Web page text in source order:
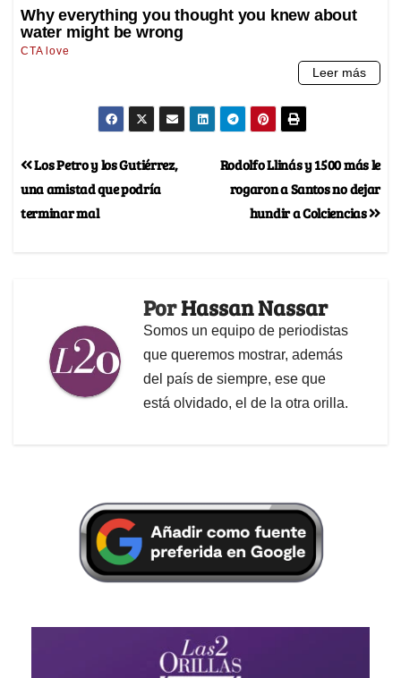
Rodolfo Llinás y 1500 más le
rogaron a Santos no dejar
hundir a Colciencias
Los Petro y los Gutiérrez,
una amistad que podría
terminar mal
PorHassan Nassar
Somos un equipo de periodistas
que queremos mostrar, además
del país de siempre, ese que
está olvidado, el de la otra orilla.